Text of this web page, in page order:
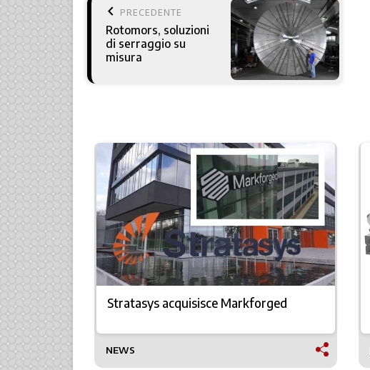
keyboard_arrow_left PRECEDENTE
Rotomors, soluzioni
di serraggio su
misura
il
Stratasys acquisisce Markforged
NEWS